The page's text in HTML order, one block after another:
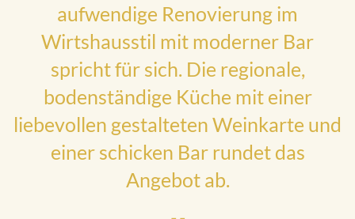
aufwendige Renovierung im
Wirtshausstil mit moderner Bar
spricht für sich. Die regionale,
bodenständige Küche mit einer
liebevollen gestalteten Weinkarte und
einer schicken Bar rundet das
Angebot ab.